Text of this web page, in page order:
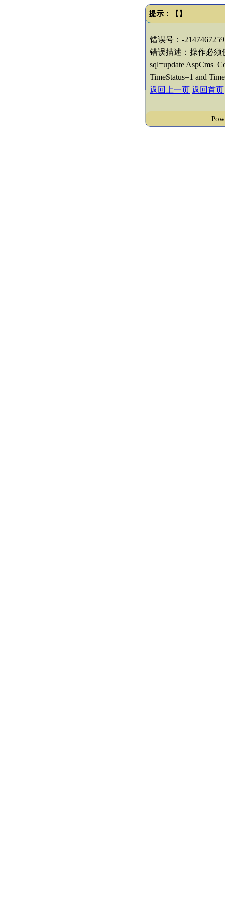
提示：【】
错误号：-2147467259
错误描述：操作必须
sql=update
TimeStatus=1 and
返回上一页 返回首页